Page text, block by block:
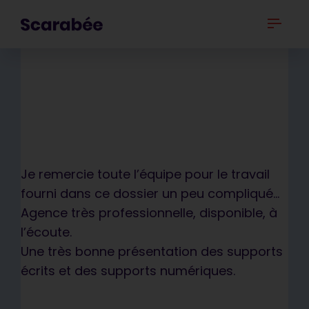
Publié le 28/04/2022 13:06
Je remercie toute l’équipe pour le travail
fourni dans ce dossier un peu compliqué…
Agence très professionnelle, disponible, à
l’écoute.
Une très bonne présentation des supports
écrits et des supports numériques.
Votre document est
synthétique, précis et
Vous avez un projet et vous voulez